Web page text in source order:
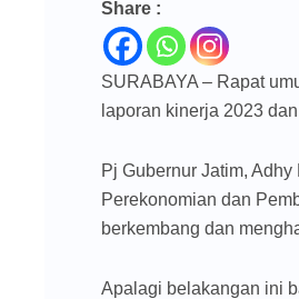
Share :
SURABAYA – Rapat
laporan kinerja 2023
Pj Gubernur Jatim,
Perekonomian dan
berkembang dan
Apalagi belakangan ini